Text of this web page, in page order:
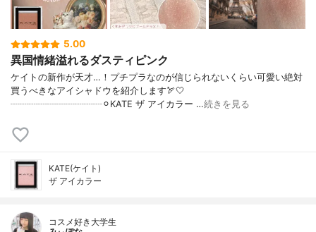
5.00
異国情緒溢れるダスティピンク
ケイトの新作が天才…！プチプラなのが信じられないくらい可愛い絶対
買うべきなアイシャドウを紹介します🏹🤍
┈┈┈┈┈┈┈┈┈┈⚪︎KATE ザ アイカラー …続きを見る
KATE(ケイト)
ザ アイカラー
コスメ好き大学生